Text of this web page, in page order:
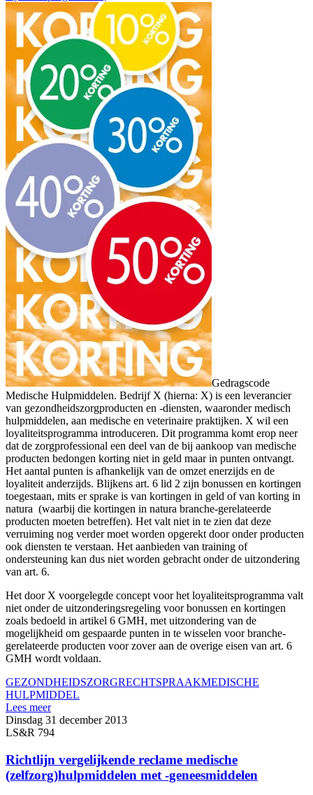
Gedragscode
Medische Hulpmiddelen. Bedrijf X (hierna: X) is een leverancier
van gezondheidszorgproducten en -diensten, waaronder medisch
hulpmiddelen, aan medische en veterinaire praktijken. X wil een
loyaliteitsprogramma introduceren. Dit programma komt erop neer
dat de zorgprofessional een deel van de bij aankoop van medische
producten bedongen korting niet in geld maar in punten ontvangt.
Het aantal punten is afhankelijk van de omzet enerzijds en de
loyaliteit anderzijds. Blijkens art. 6 lid 2 zijn bonussen en kortingen
toegestaan, mits er sprake is van kortingen in geld of van korting in
natura (waarbij die kortingen in natura branche-gerelateerde
producten moeten betreffen). Het valt niet in te zien dat deze
verruiming nog verder moet worden opgerekt door onder producten
ook diensten te verstaan. Het aanbieden van training of
ondersteuning kan dus niet worden gebracht onder de uitzondering
van art. 6.
Het door X voorgelegde concept voor het loyaliteitsprogramma valt
niet onder de uitzonderingsregeling voor bonussen en kortingen
zoals bedoeld in artikel 6 GMH, met uitzondering van de
mogelijkheid om gespaarde punten in te wisselen voor branche-
gerelateerde producten voor zover aan de overige eisen van art. 6
GMH wordt voldaan.
GEZONDHEIDSZORGRECHTSPRAAKMEDISCHE
HULPMIDDEL
Lees meer
Dinsdag 31 december 2013
LS&R 794
Richtlijn vergelijkende reclame medische
(zelfzorg)hulpmiddelen met -geneesmiddelen